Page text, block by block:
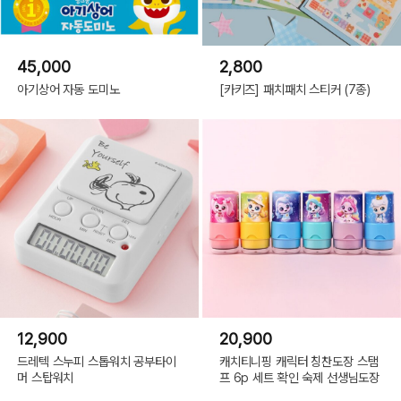
45,000
아기상어 자동 도미노
2,800
[카키즈] 패치패치 스티커 (7종)
12,900
드레텍 스누피 스톱워치 공부타이
머 스탑워치
20,900
캐치티니핑 캐릭터 칭찬도장 스탬
프 6p 세트 확인 숙제 선생님도장